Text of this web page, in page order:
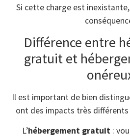
Si cette charge est
Différence entre
gratuit et
Il est important de bien
ont des impacts très différents
L’hébergement gratuit :